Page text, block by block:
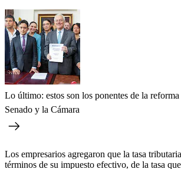
Lo último: estos son los ponentes de la
Senado y la Cámara
Los empresarios agregaron que la tasa
términos de su impuesto efectivo, de la tasa